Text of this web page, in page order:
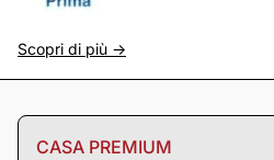
Scopri di più ->
CASA PREMIUM